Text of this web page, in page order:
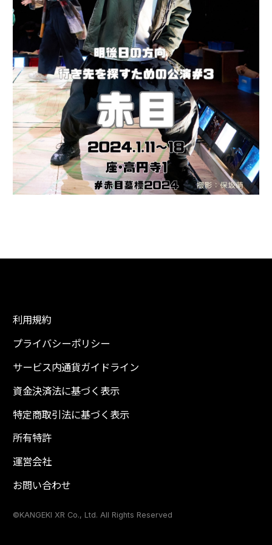
お知らせ
配信作品
楽しみ方
ポイント購入
利用ガイド
運営会社
利用規約
プライバシーポリシー
サービス内通貨ガイドライン
資金決済法に基づく表示
特定商取引法に基づく表示
所有特許
運営会社
お問い合わせ
©KANGEKI XR Co., Ltd. All Rights Reserved